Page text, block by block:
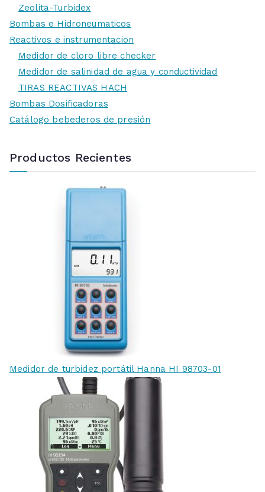
Zeolita-Turbidex
Bombas e Hidroneumaticos
Reactivos e instrumentacion
Medidor de cloro libre checker
Medidor de salinidad de agua y conductividad
TIRAS REACTIVAS HACH
Bombas Dosificadoras
Catálogo bebederos de presión
Productos Recientes
Medidor de turbidez portátil Hanna HI 98703-01